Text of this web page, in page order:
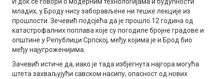
И док се говори о модерним технологијама и будућности
младих, у Броду нису заборављене ни тешке лекције из
прошлости. Зечевић подсјећа да је прошло 12 година од
катастрофалних поплава које су погодиле бројне градове и
општине у Републици Српској, међу којима је и Брод био
међу најугроженијима.
Зачевић истиче да, иако је тада избјегнута најгора могућа
штета захваљујући савском насипу, опасност од нових